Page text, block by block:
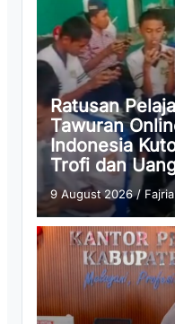
Ratusan
Tawuran
Indonesia
Trofi dan
9 August 2026/